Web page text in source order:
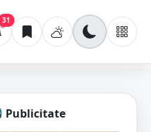
31
Publicitate